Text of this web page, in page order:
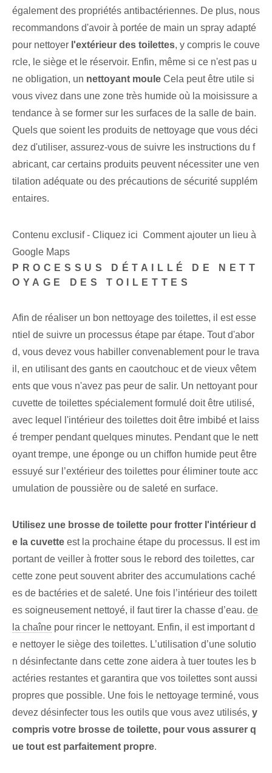
également des propriétés antibactériennes. De plus, nous
recommandons d'avoir à portée de main un spray adapté
pour nettoyer l'extérieur des toilettes, y compris le couve
rcle, le siège et le réservoir. Enfin, même si ce n'est pas u
ne obligation, un nettoyant moule Cela peut être utile si
vous vivez dans une zone très humide où la moisissure a
tendance à se former sur les surfaces de la salle de bain.
Quels que soient les produits de nettoyage que vous déci
dez d'utiliser, assurez-vous de suivre les instructions du f
abricant, car certains produits peuvent nécessiter une ven
tilation adéquate ou des précautions de sécurité supplém
entaires.
Contenu exclusif - Cliquez ici Comment ajouter un lieu à
Google Maps
PROCESSUS DÉTAILLÉ DE NETT
OYAGE DES TOILETTES
Afin de réaliser un bon nettoyage des toilettes, il est esse
ntiel de suivre un processus étape par étape. Tout d'abor
d, vous devez vous habiller convenablement pour le trava
il, en utilisant des gants en caoutchouc et de vieux vêtem
ents que vous n'avez pas peur de salir. Un nettoyant pour
cuvette de toilettes spécialement formulé doit être utilisé,
avec lequel l'intérieur des toilettes doit être imbibé et laiss
é tremper pendant quelques minutes. Pendant que le nett
oyant trempe, une éponge ou un chiffon humide peut être
essuyé sur l’extérieur des toilettes pour éliminer toute acc
umulation de poussière ou de saleté en surface.
Utilisez une brosse de toilette pour frotter l'intérieur d
e la cuvette est la prochaine étape du processus. Il est im
portant de veiller à frotter sous le rebord des toilettes, car
cette zone peut souvent abriter des accumulations caché
es de bactéries et de saleté. Une fois l’intérieur des toilett
es soigneusement nettoyé, il faut tirer la chasse d’eau. de
la chaîne pour rincer le nettoyant. Enfin, il est important d
e nettoyer le siège des toilettes. L’utilisation d’une solutio
n désinfectante dans cette zone aidera à tuer toutes les b
actéries restantes et garantira que vos toilettes sont aussi
propres que possible. Une fois le nettoyage terminé, vous
devez désinfecter tous les outils que vous avez utilisés, y
compris votre brosse de toilette, pour vous assurer q
ue tout est parfaitement propre.